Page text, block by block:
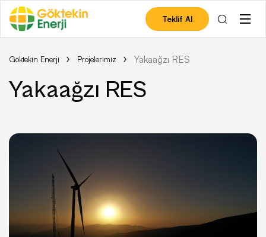
Teklif Al
Göktekin Enerji Projelerimiz Yakaağzı RES
Yakaağzı RES